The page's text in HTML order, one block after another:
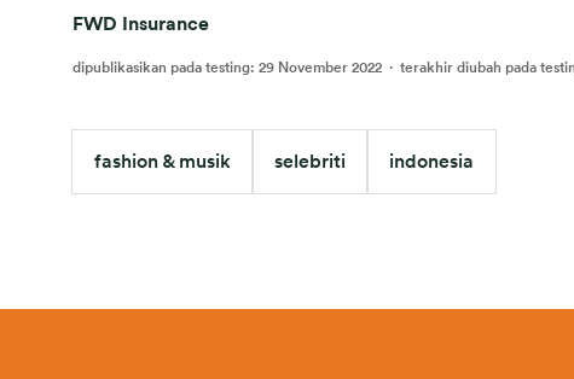
FWD Insurance
dipublikasikan pada testing: 29 November 2022 · terakhir diubah pada
fashion & musik selebriti indonesia